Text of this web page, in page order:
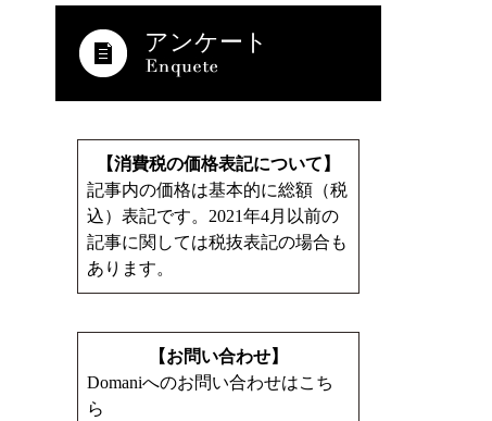
アンケート
【消費税の価格表記について】
記事内の価格は基本的に総額（税
込）表記です。2021年4月以前の
記事に関しては税抜表記の場合も
あります。
【お問い合わせ】
Domaniへのお問い合わせはこち
ら